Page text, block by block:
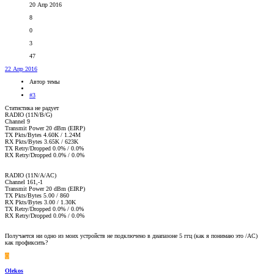
20 Апр 2016
8
0
3
47
22 Апр 2016
Автор темы
#3
Статистика не радует
RADIO (11N/B/G)
Channel 9
Transmit Power 20 dBm (EIRP)
TX Pkts/Bytes 4.60K / 1.24M
RX Pkts/Bytes 3.65K / 623K
TX Retry/Dropped 0.0% / 0.0%
RX Retry/Dropped 0.0% / 0.0%
RADIO (11N/A/AC)
Channel 161,-1
Transmit Power 20 dBm (EIRP)
TX Pkts/Bytes 5.00 / 860
RX Pkts/Bytes 3.00 / 1.30K
TX Retry/Dropped 0.0% / 0.0%
RX Retry/Dropped 0.0% / 0.0%
Получается ни одно из моих устройств не подключено в диапазоне 5 ггц (как я понимаю это /AC)
как профиксить?
O
Olekos